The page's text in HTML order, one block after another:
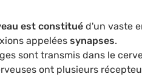
est constitué d'un vaste
appelées synapses.
sont transmis dans le
ont plusieurs